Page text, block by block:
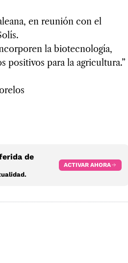
en reunión con el
la biotecnología,
positivos para la agricultura.”
de
ACTIVAR AHORA